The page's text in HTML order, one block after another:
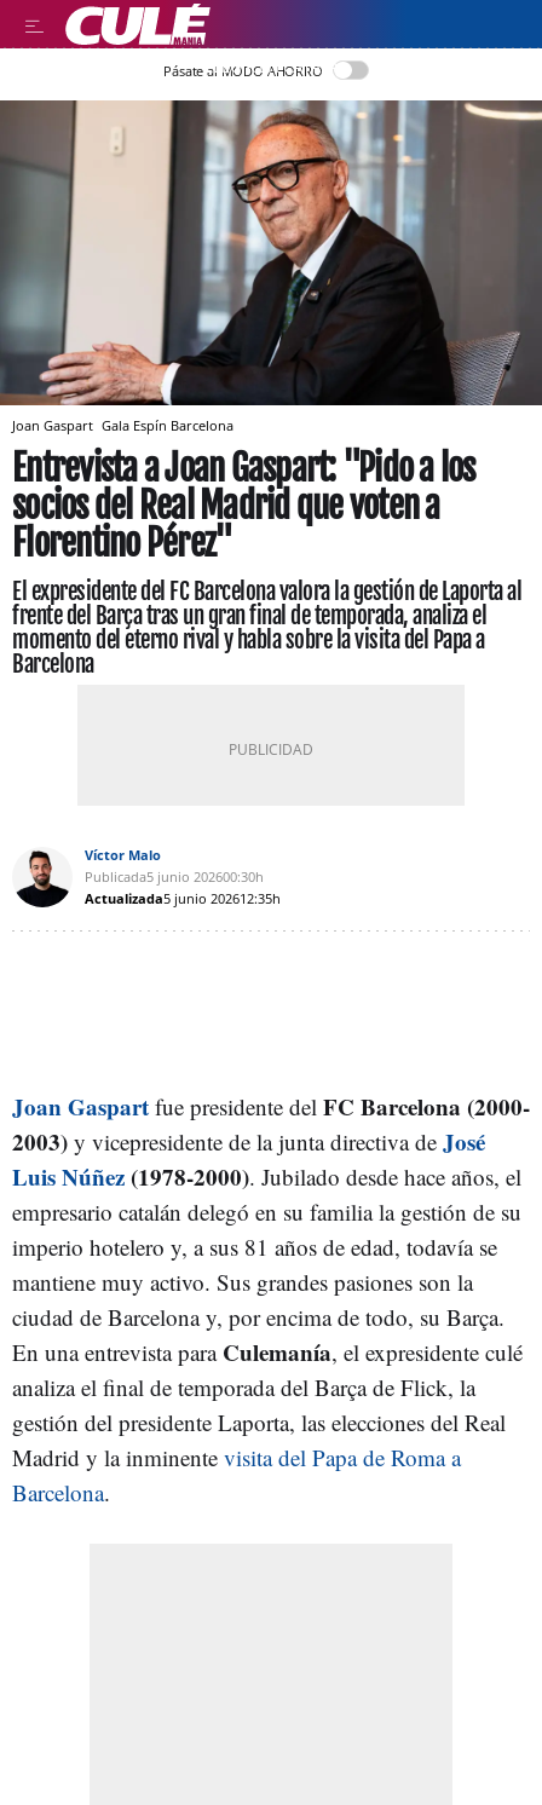
LLEGIR EN CATALÀ
Pásate al MODO AHORRO
Joan Gaspart Gala Espín Barcelona
Entrevista a Joan Gaspart: "Pido a los
socios del Real Madrid que voten a
Florentino Pérez"
El expresidente del FC Barcelona valora la gestión de Laporta al
frente del Barça tras un gran final de temporada, analiza el
momento del eterno rival y habla sobre la visita del Papa a
Barcelona
Víctor Malo
Publicada5 junio 202600:30h
Actualizada5 junio 202612:35h
Joan Gaspart fue presidente del FC Barcelona (2000-
2003) y vicepresidente de la junta directiva de José
Luis Núñez (1978-2000). Jubilado desde hace años, el
empresario catalán delegó en su familia la gestión de su
imperio hotelero y, a sus 81 años de edad, todavía se
mantiene muy activo. Sus grandes pasiones son la
ciudad de Barcelona y, por encima de todo, su Barça.
En una entrevista para Culemanía, el expresidente culé
analiza el final de temporada del Barça de Flick, la
gestión del presidente Laporta, las elecciones del Real
Madrid y la inminente visita del Papa de Roma a
Barcelona.